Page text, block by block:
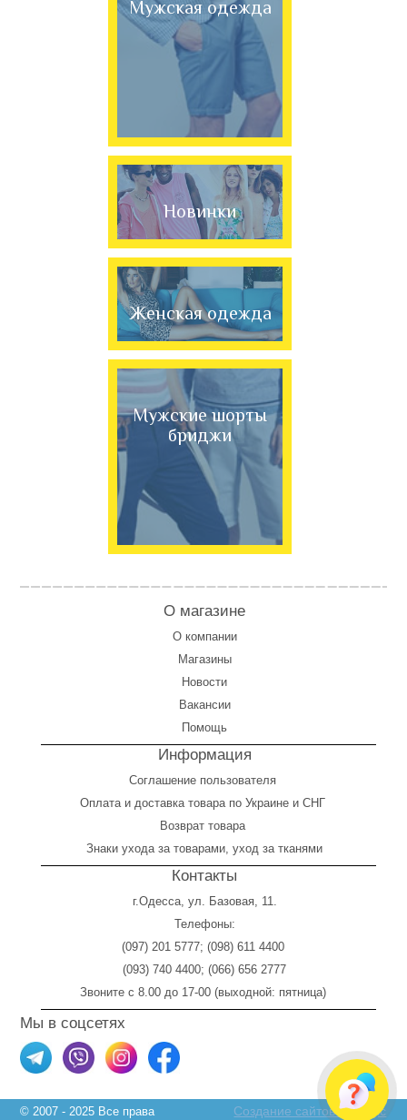
Мужская одежда
Новинки
Женская одежда
Мужские шорты
бриджи
О магазине
О компании
Магазины
Новости
Вакансии
Помощь
Информация
Соглашение пользователя
Оплатаи доставка товара по Украине и СНГ
Возврат товара
Знаки ухода за товарами, уход за тканями
Контакты
г.Одесса, ул. Базовая, 11.
Телефоны:
(097) 201 5777; (098) 611 4400
(093) 740 4400; (066) 656 2777
Звоните с 8.00 до 17-00 (выходной: пятница)
Мы в соцсетях
© 2007 - 2025 Все права
Создание сайтов Skylogic